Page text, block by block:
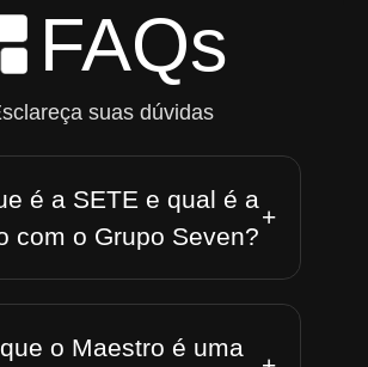
FAQs
suas dúvidas
é a SETE e qual é a
com o Grupo Seven?
+
o Maestro é uma